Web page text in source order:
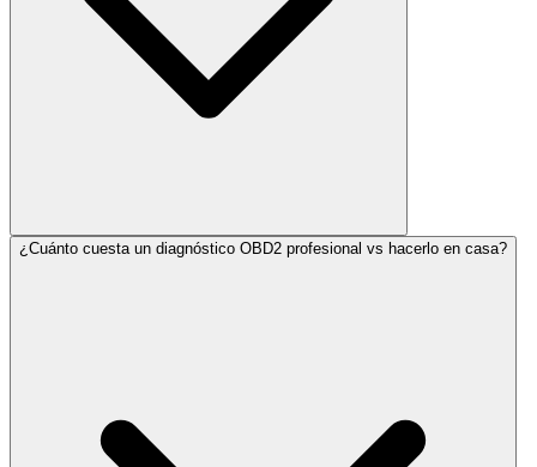
¿Cuánto cuesta un diagnóstico OBD2 profesional vs hacerlo en casa?